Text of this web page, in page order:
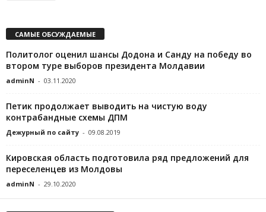
САМЫЕ ОБСУЖДАЕМЫЕ
Политолог оценил шансы Додона и Санду на победу во
втором туре выборов президента Молдавии
adminN - 03.11.2020
Петик продолжает выводить на чистую воду
контрабандные схемы ДПМ
Дежурный по сайту - 09.08.2019
Кировская область подготовила ряд предложений для
переселенцев из Молдовы
adminN - 29.10.2020